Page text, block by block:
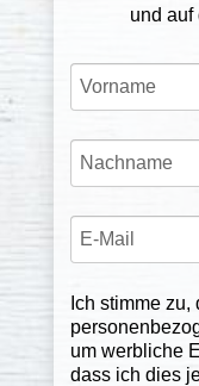
und auf
Ich stimme
um werbliche
dass ich dies